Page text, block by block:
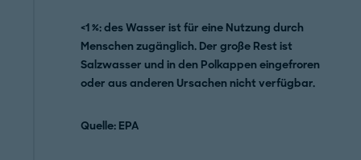
<1 %: des Wasser ist für eine Nutzung durch
Menschen zugänglich. Der große Rest ist
Salzwasser und in den Polkappen eingefroren
oder aus anderen Ursachen nicht verfügbar.
Quelle: EPA